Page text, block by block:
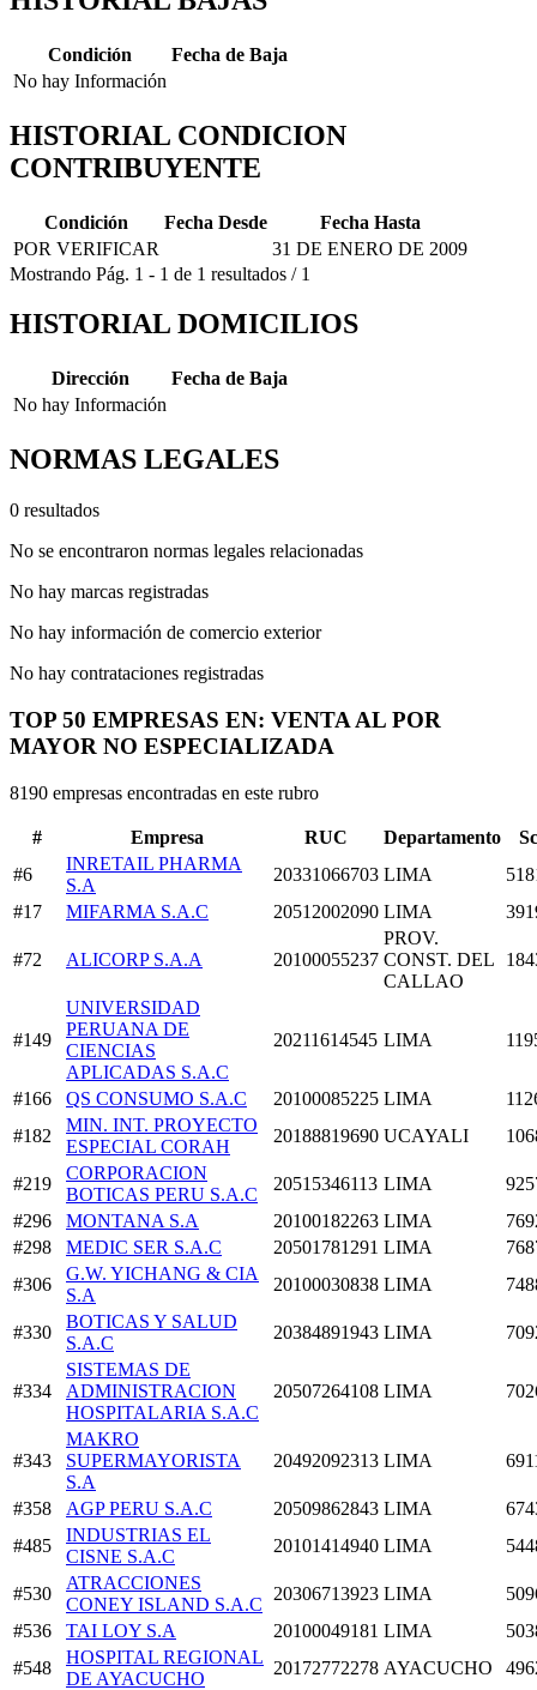
Condición
Fecha de Baja
No hay Información
HISTORIAL CONDICION
CONTRIBUYENTE
Condición Fecha Desde
Fecha Hasta
POR VERIFICAR
31 DE ENERO DE 2009
Mostrando Pág. 1 - 1 de 1 resultados / 1
HISTORIAL DOMICILIOS
Dirección
Fecha de Baja
No hay Información
NORMAS LEGALES
0 resultados
No se encontraron normas legales relacionadas
No hay marcas registradas
No hay información de comercio exterior
No hay contrataciones registradas
TOP 50 EMPRESAS EN: VENTA AL POR
MAYOR NO ESPECIALIZADA
8190 empresas encontradas en este rubro
# Empresa RUC Departamento
#6
INRETAIL PHARMA
S.A
20331066703 LIMA
#17
MIFARMA S.A.C 20512002090 LIMA
#72 ALICORP S.A.A 20100055237
PROV.
CONST. DEL
CALLAO
#149
UNIVERSIDAD
PERUANA DE
CIENCIAS
APLICADAS S.A.C
20211614545 LIMA
#166 QS CONSUMO S.A.C 20100085225 LIMA
#182
MIN. INT. PROYECTO
ESPECIAL CORAH
20188819690 UCAYALI
#219
CORPORACION
BOTICAS PERU S.A.C
20515346113 LIMA
#296
MONTANA S.A 20100182263 LIMA
#298
MEDIC SER S.A.C 20501781291 LIMA
#306
G.W. YICHANG & CIA
S.A
20100030838 LIMA
#330
BOTICAS Y SALUD
S.A.C
20384891943 LIMA
#334
SISTEMAS DE
ADMINISTRACION
HOSPITALARIA S.A.C
20507264108 LIMA
#343
MAKRO
SUPERMAYORISTA
S.A
20492092313 LIMA
#358 AGP PERU S.A.C 20509862843 LIMA
#485
INDUSTRIAS EL
CISNE S.A.C
20101414940 LIMA
#530
ATRACCIONES
CONEY ISLAND S.A.C
20306713923 LIMA
#536
TAI LOY S.A 20100049181 LIMA
#548
HOSPITAL REGIONAL
DE AYACUCHO
20172772278 AYACUCHO